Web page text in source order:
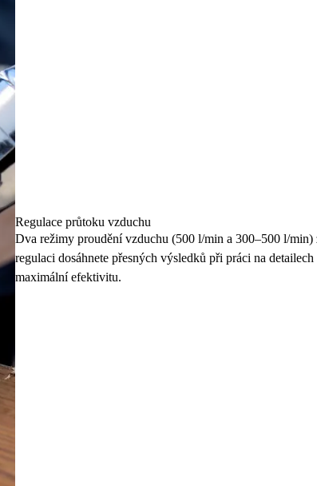
Regulace průtoku vzduchu
Dva režimy proudění vzduchu (500 l/min a 300–500 l/
regulaci dosáhnete přesných výsledků při práci na
maximální efektivitu.